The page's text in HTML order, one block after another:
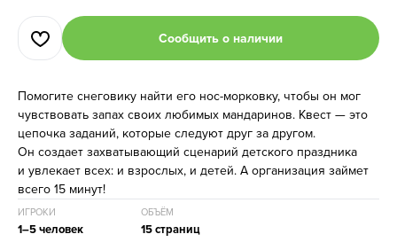
Сообщить о наличии
Помогите снеговику найти его нос-морковку, чтобы он мог
чувствовать запах своих любимых мандаринов. Квест — это
цепочка заданий, которые следуют друг за другом.
Он создает захватывающий сценарий детского праздника
и увлекает всех: и взрослых, и детей. А организация займет
всего 15 минут!
ИГРОКИ
1–5 человек
ОБЪЁМ
15 страниц